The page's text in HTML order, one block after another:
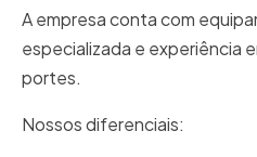
A empresa conta com
especializada e experiência
portes.
Nossos diferenciais: